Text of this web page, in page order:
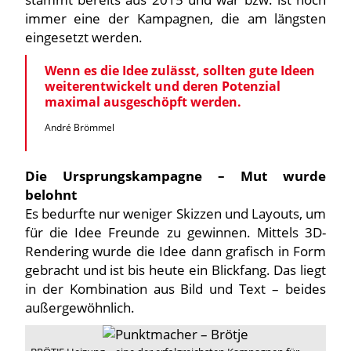
immer eine der Kampagnen, die am längsten
eingesetzt werden.
Wenn es die Idee zulässt, sollten gute Ideen
weiterentwickelt und deren Potenzial
maximal ausgeschöpft werden.
André Brömmel
Die Ursprungskampagne – Mut wurde
belohnt
Es bedurfte nur weniger Skizzen und Layouts, um
für die Idee Freunde zu gewinnen. Mittels 3D-
Rendering wurde die Idee dann grafisch in Form
gebracht und ist bis heute ein Blickfang. Das liegt
in der Kombination aus Bild und Text – beides
außergewöhnlich.